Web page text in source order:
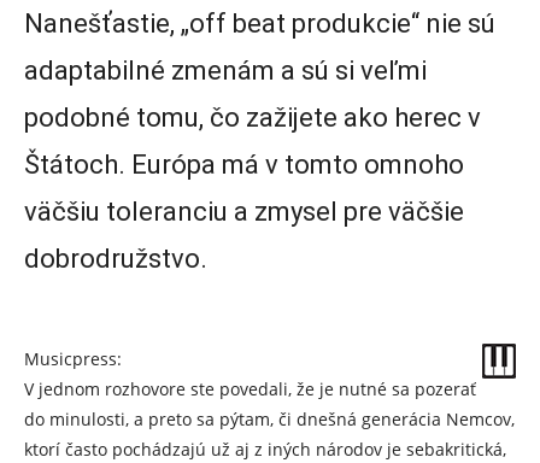
Nanešťastie, „off beat produkcie“ nie sú
adaptabilné zmenám a sú si veľmi
podobné tomu, čo zažijete ako herec v
Štátoch. Európa má v tomto omnoho
väčšiu toleranciu a zmysel pre väčšie
dobrodružstvo.
Musicpress:
V jednom rozhovore ste povedali, že je nutné sa pozerať
do minulosti, a preto sa pýtam, či dnešná generácia Nemcov,
ktorí často pochádzajú už aj z iných národov je sebakritická,